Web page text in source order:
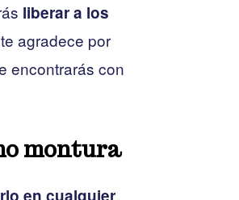
liberar a los
agradece por
encontrarás con
montura
en cualquier